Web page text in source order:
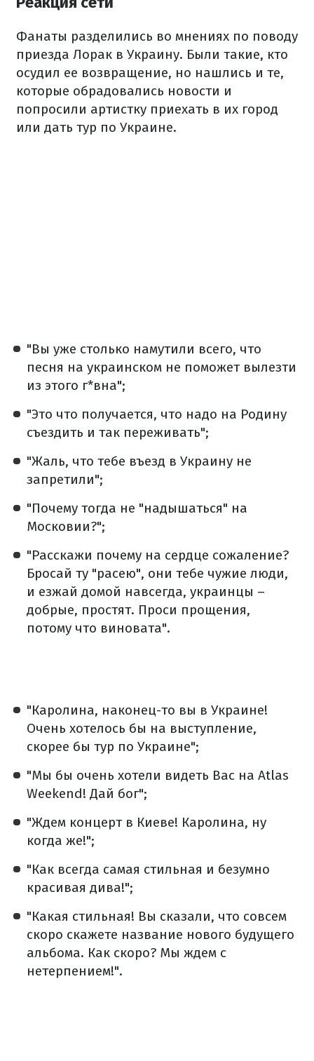
Фанаты разделились во мнениях по поводу
приезда Лорак в Украину. Были такие, кто
осудил ее возвращение, но нашлись и те,
которые обрадовались новости и
попросили артистку приехать в их город
или дать тур по Украине.
"Вы уже столько намутили всего, что
песня на украинском не поможет вылезти
из этого г*вна";
"Это что получается, что надо на Родину
съездить и так переживать";
"Жаль, что тебе въезд в Украину не
запретили";
"Почему тогда не "надышаться" на
Московии?";
"Расскажи почему на сердце сожаление?
Бросай ту "расею", они тебе чужие люди,
и езжай домой навсегда, украинцы –
добрые, простят. Проси прощения,
потому что виновата".
"Каролина, наконец-то вы в Украине!
Очень хотелось бы на выступление,
скорее бы тур по Украине";
"Мы бы очень хотели видеть Вас на Atlas
Weekend! Дай бог";
"Ждем концерт в Киеве! Каролина, ну
когда же!";
"Как всегда самая стильная и безумно
красивая дива!";
"Какая стильная! Вы сказали, что совсем
скоро скажете название нового будущего
альбома. Как скоро? Мы ждем с
нетерпением!".